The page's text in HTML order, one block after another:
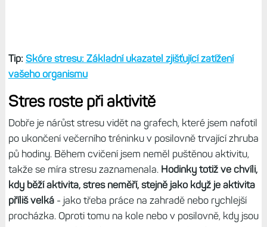
Tip: Skóre stresu: Základní ukazatel zjišťující zatížení
vašeho organismu
Stres roste při aktivitě
Dobře je nárůst stresu vidět na grafech, které jsem nafotil
po ukončení večerního tréninku v posilovně trvající zhruba
pů hodiny. Během cvičení jsem neměl puštěnou aktivitu,
takže se míra stresu zaznamenala. Hodinky totiž ve chvíli,
kdy běží aktivita, stres neměří, stejně jako když je aktivita
příliš velká- jako třeba práce na zahradě nebo rychlejší
procházka. Oproti tomu na kole nebo v posilovně, kdy jsou